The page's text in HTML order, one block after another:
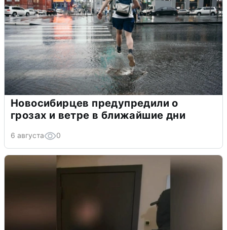
Новосибирцев предупредили о
грозах и ветре в ближайшие дни
6 августа 0